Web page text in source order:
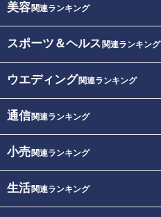
美容関連ランキング
スポーツ＆ヘルス 関連ランキング
ウエディング関連ランキング
通信関連ランキング
小売関連ランキング
生活関連ランキング